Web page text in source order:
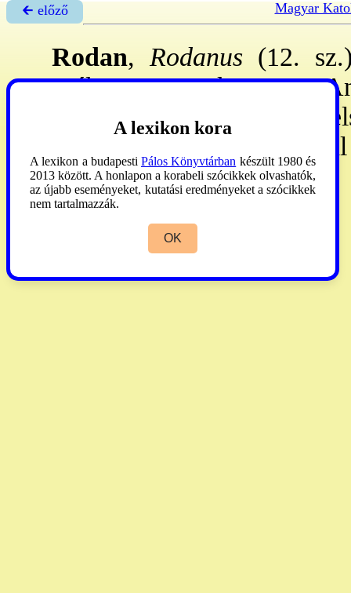
🡰 előző Magyar
Rodan, Rodanus (12.
széken 1050 k.-1072:
Gergely pp-ök után ~ az
Máté. T.E.
1873:411. (8.)
A lexikon kora
A lexikon a budapesti Pálos Könyvtárban készült 1980 és
2013 között. A honlapon a korabeli szócikkek olvashatók,
az újabb eseményeket, kutatási eredményeket a szócikkek
nem tartalmazzák.
OK